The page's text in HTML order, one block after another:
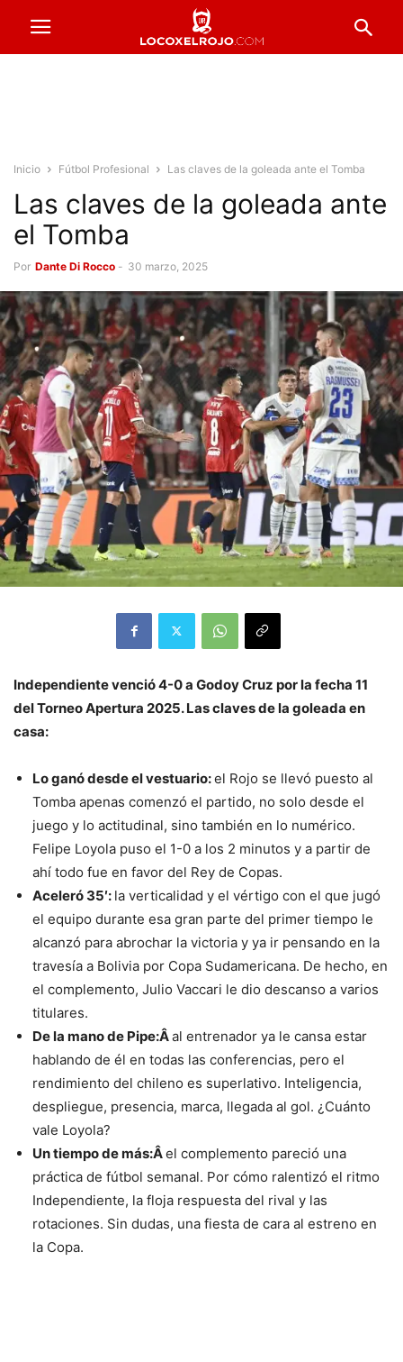
Inicio Fútbol Profesional Las claves de la goleada ante el Tomba
Las claves de la goleada ante
el Tomba
Por Dante Di Rocco - 30 marzo, 2025
Independiente venció 4-0 a Godoy Cruz por la fecha 11
del Torneo Apertura 2025. Las claves de la goleada en
casa:
Lo ganó desde el vestuario:el Rojo se llevó puesto al
Tomba apenas comenzó el partido, no solo desde el
juego y lo actitudinal, sino también en lo numérico.
Felipe Loyola puso el 1-0 a los 2 minutos y a partir de
ahí todo fue en favor del Rey de Copas.
Aceleró 35′: la verticalidad y el vértigo con el que jugó
el equipo durante esa gran parte del primer tiempo le
alcanzó para abrochar la victoria y ya ir pensando en la
travesía a Bolivia por Copa Sudamericana. De hecho, en
el complemento, Julio Vaccari le dio descanso a varios
titulares.
De la mano de Pipe:Âal entrenador ya le cansa estar
hablando de él en todas las conferencias, pero el
rendimiento del chileno es superlativo. Inteligencia,
despliegue, presencia, marca, llegada al gol. ¿Cuánto
vale Loyola?
Un tiempo de más:Âel complemento pareció una
práctica de fútbol semanal. Por cómo ralentizó el ritmo
Independiente, la floja respuesta del rival y las
rotaciones. Sin dudas, una fiesta de cara al estreno en
la Copa.